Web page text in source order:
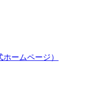
ホームページ）